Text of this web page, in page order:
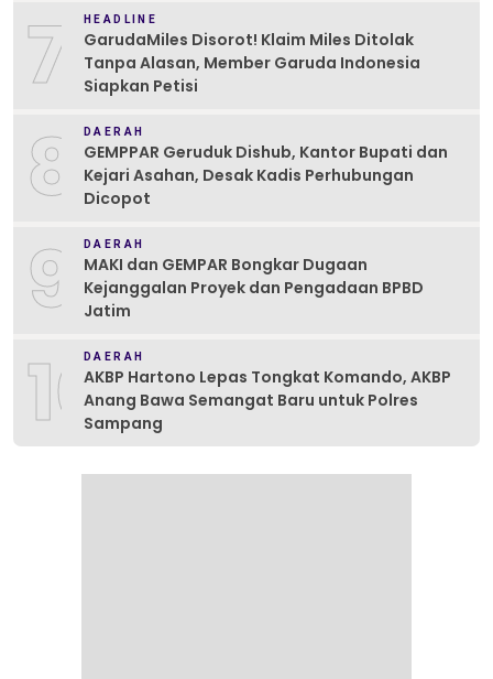
7 HEADLINE
GarudaMiles Disorot! Klaim Miles Ditolak
Tanpa Alasan, Member Garuda Indonesia
Siapkan Petisi
8 DAERAH
GEMPPAR Geruduk Dishub, Kantor Bupati dan
Kejari Asahan, Desak Kadis Perhubungan
Dicopot
9 DAERAH
MAKI dan GEMPAR Bongkar Dugaan
Kejanggalan Proyek dan Pengadaan BPBD
Jatim
10DAERAH
AKBP Hartono Lepas Tongkat Komando, AKBP
Anang Bawa Semangat Baru untuk Polres
Sampang